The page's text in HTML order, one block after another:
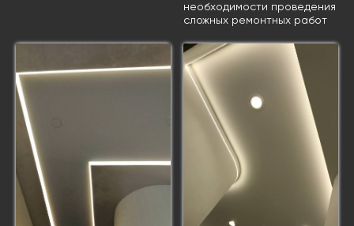
необходимости проведения
сложных ремонтных работ